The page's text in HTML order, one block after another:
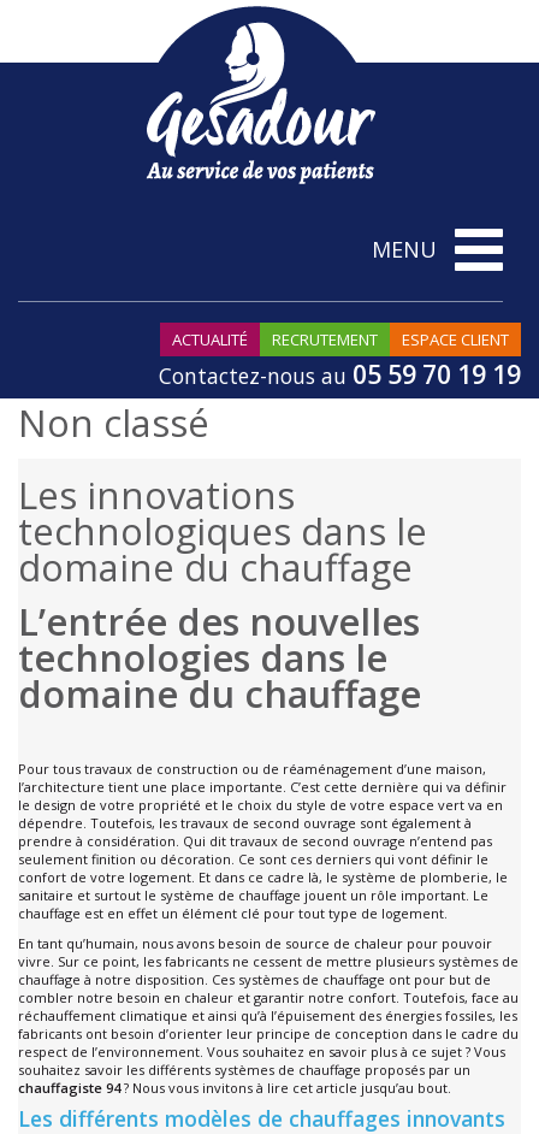
Toggle
MENU
ESPACE CLIENT
RECRUTEMENT
ACTUALITÉ
Contactez-nous au 05 59 70 19 19
Non classé
Les innovations
technologiques dans le
domaine du chauffage
L’entrée des nouvelles
technologies dans le
domaine du chauffage
Pour tous travaux de construction ou de réaménagement d’une maison,
l’architecture tient une place importante. C’est cette dernière qui va définir
le design de votre propriété et le choix du style de votre espace vert va en
dépendre. Toutefois, les travaux de second ouvrage sont également à
prendre à considération. Qui dit travaux de second ouvrage n’entend pas
seulement finition ou décoration. Ce sont ces derniers qui vont définir le
confort de votre logement. Et dans ce cadre là, le système de plomberie, le
sanitaire et surtout le système de chauffage jouent un rôle important. Le
chauffage est en effet un élément clé pour tout type de logement.
En tant qu’humain, nous avons besoin de source de chaleur pour pouvoir
vivre. Sur ce point, les fabricants ne cessent de mettre plusieurs systèmes de
chauffage à notre disposition. Ces systèmes de chauffage ont pour but de
combler notre besoin en chaleur et garantir notre confort. Toutefois, face au
réchauffement climatique et ainsi qu’à l’épuisement des énergies fossiles, les
fabricants ont besoin d’orienter leur principe de conception dans le cadre du
respect de l’environnement. Vous souhaitez en savoir plus à ce sujet ? Vous
souhaitez savoir les différents systèmes de chauffage proposés par un
chauffagiste 94? Nous vous invitons à lire cet article jusqu’au bout.
Les différents modèles de chauffages innovants